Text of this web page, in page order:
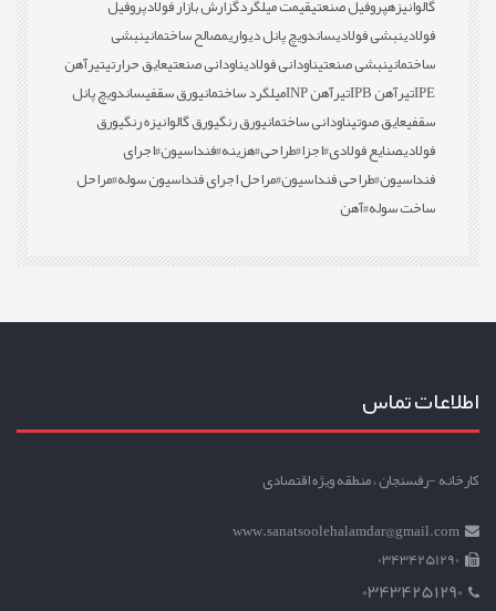
گالوانیزهپروفیل صنعتیقیمت میلگردگزارش بازار فولادپروفیل
فولادینبشی فولادیساندویچ پانل دیواریمصالح ساختمانینبشی
ساختمانینبشی صنعتیناودانی فولادیناودانی صنعتیعایق حرارتیتیرآهن
IPEتیرآهن IPB تیرآهن INP میلگرد ساختمانیورق سقفیساندویچ پانل
سقفیعایق صوتیناودانی ساختمانیورق رنگیورق گالوانیزه رنگیورق
فولادیصنایع فولادی#اجزا#طراحی#هزینه#فنداسیون#اجرای
فنداسیون#طراحی فنداسیون#مراحل اجرای فنداسیون سوله#مراحل
ساخت سوله#آهن
اطلاعات تماس
کارخانه -رفسنجان ، منطقه ویژه اقتصادی
www.sanatsoolehalamdar@gmail.com
03434251290
03434251290